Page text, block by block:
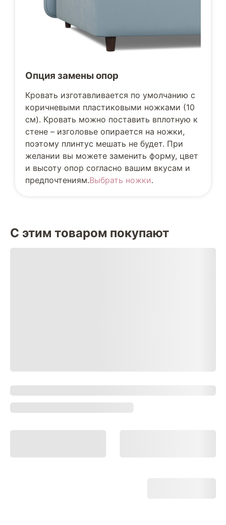
Опция замены опор
Кровать изготавливается по умолчанию с
коричневыми пластиковыми ножками (10
см). Кровать можно поставить вплотную к
стене – изголовье опирается на ножки,
поэтому плинтус мешать не будет. При
желании вы можете заменить форму, цвет
и высоту опор согласно вашим вкусам и
предпочтениям.Выбрать ножки.
С этим товаром покупают